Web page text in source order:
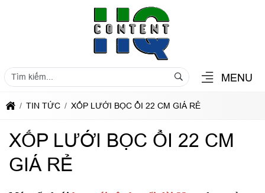
MENU
TIN TỨC XỐP LƯỚI BỌC ỔI 22 CM GIÁ RẺ
XỐP LƯỚI BỌC ỔI 22 CM
GIÁ RẺ